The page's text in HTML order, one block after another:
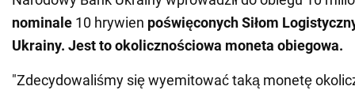
nominale 10 hrywien poświęconych Siłom
Ukrainy. Jest to okolicznościowa moneta obiegowa.
"Zdecydowaliśmy się wyemitować taką monetę